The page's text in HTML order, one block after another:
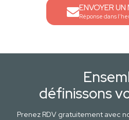
ENVOYER UN
Réponse dans
définissons
Prenez RDV gratuitement avec